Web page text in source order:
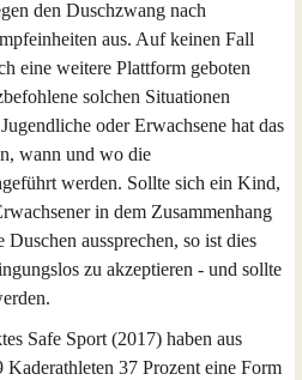
den Duschzwang nach
aus. Auf keinen Fall
eine weitere Plattform geboten
solchen Situationen
oder Erwachsene hat das
wann und wo die
werden. Sollte sich ein Kind,
in dem Zusammenhang
Duschen aussprechen, so ist dies
zu akzeptieren - und sollte
Safe Sport (2017) haben aus
37 Prozent eine Form